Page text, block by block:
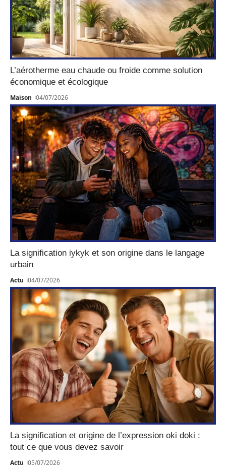
L’aérotherme eau chaude ou froide comme solution
économique et écologique
Maison 04/07/2026
La signification iykyk et son origine dans le langage
urbain
Actu 04/07/2026
La signification et origine de l’expression oki doki :
tout ce que vous devez savoir
Actu 05/07/2026